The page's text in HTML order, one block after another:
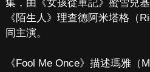
集，由《女孩從軍記》蜜雪兒
《陌生人》理查德阿米塔格（
同主演。
《Fool Me Once》描述瑪雅（